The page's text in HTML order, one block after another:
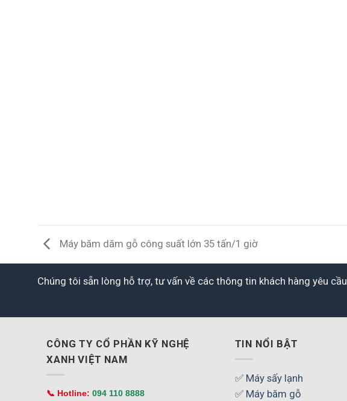
Máy băm dăm gỗ công suất lớn 35 tấn/1 giờ
Chúng tôi sẵn lòng hỗ trợ, tư vấn về các thông tin khách hàng yêu cầu
CÔNG TY CỔ PHẦN KỸ NGHỆ
XANH VIỆT NAM
📞 Hotline: 094 110 8888
TIN NỔI BẬT
✅ Máy sấy lạnh
✅ Máy băm gỗ